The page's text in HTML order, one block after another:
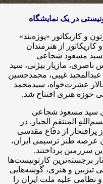
در یک نمایشگاه
و کاریکاتور «پوزه‌بند»
۸۲ اثر کارتون و کاریکاتور از هنرمندان
مسعود شجاعی
ناصری، مازیار بیژنی، سید
غیبی، محمدحسین
عشرت‌خواه، سیدمحمد
حوزه هنری افتتاح شد.
سید مسعود شجاعی
المنتقمِ الجبار. در
پرافتخار از دفاع مقدسی
عرصه طنز ترسیمی ایران،
سرزمین پرداختند.
برجسته‌ترین کارتونیست‌ها
تیزبین و هنری، گوشه‌هایی
نظامی علیه ملت ایران را